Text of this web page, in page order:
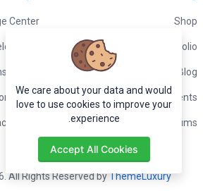
Shop
Portfolio
Blog
Events
Forums
Center
Policy
All Rights Reserved byThemeLuxury
We care about your data and would
love to use cookies to improve your
experience.
Accept All Cookies